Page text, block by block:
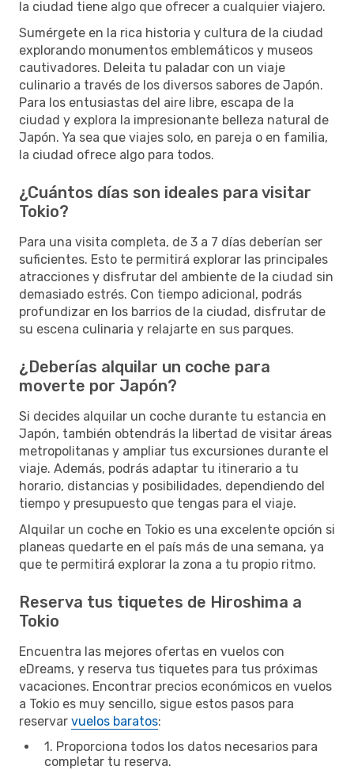
la ciudad tiene algo que ofrecer a cualquier viajero.
Sumérgete en la rica historia y cultura de la ciudad
explorando monumentos emblemáticos y museos
cautivadores. Deleita tu paladar con un viaje
culinario a través de los diversos sabores de Japón.
Para los entusiastas del aire libre, escapa de la
ciudad y explora la impresionante belleza natural de
Japón. Ya sea que viajes solo, en pareja o en familia,
la ciudad ofrece algo para todos.
¿Cuántos días son ideales para visitar
Tokio?
Para una visita completa, de 3 a 7 días deberían ser
suficientes. Esto te permitirá explorar las principales
atracciones y disfrutar del ambiente de la ciudad sin
demasiado estrés. Con tiempo adicional, podrás
profundizar en los barrios de la ciudad, disfrutar de
su escena culinaria y relajarte en sus parques.
¿Deberías alquilar un coche para
moverte por Japón?
Si decides alquilar un coche durante tu estancia en
Japón, también obtendrás la libertad de visitar áreas
metropolitanas y ampliar tus excursiones durante el
viaje. Además, podrás adaptar tu itinerario a tu
horario, distancias y posibilidades, dependiendo del
tiempo y presupuesto que tengas para el viaje.
Alquilar un coche en Tokio es una excelente opción si
planeas quedarte en el país más de una semana, ya
que te permitirá explorar la zona a tu propio ritmo.
Reserva tus tiquetes de Hiroshima a
Tokio
Encuentra las mejores ofertas en vuelos con
eDreams, y reserva tus tiquetes para tus próximas
vacaciones. Encontrar precios económicos en vuelos
a Tokio es muy sencillo, sigue estos pasos para
reservar vuelos baratos:
1. Proporciona todos los datos necesarios para
completar tu reserva.